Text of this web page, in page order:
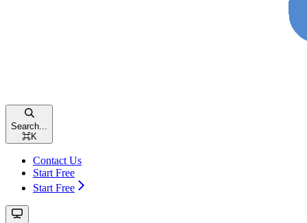
Search...
⌘K
Contact Us
Start Free
Start Free